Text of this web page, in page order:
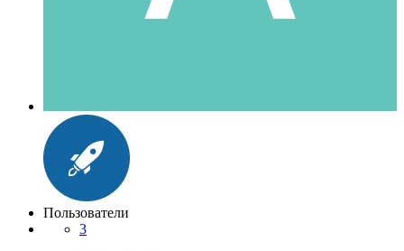
Пользователи
3